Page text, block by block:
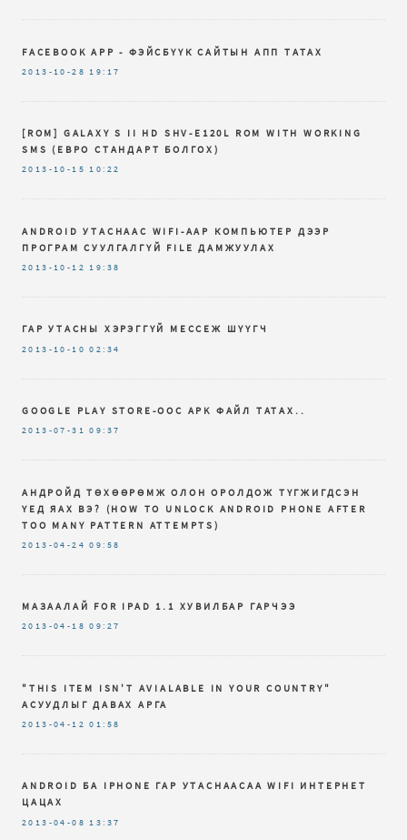
FACEBOOK APP - ФЭЙСБҮҮК САЙТЫН АПП ТАТАХ
2013-10-28 19:17
[ROM] GALAXY S II HD SHV-E120L ROM WITH WORKING
SMS (ЕВРО СТАНДАРТ БОЛГОХ)
2013-10-15 10:22
ANDROID УТАСНААС WIFI-ААР КОМПЬЮТЕР ДЭЭР
ПРОГРАМ СУУЛГАЛГҮЙ FILE ДАМЖУУЛАХ
2013-10-12 19:38
ГАР УТАСНЫ ХЭРЭГГҮЙ МЕССЕЖ ШҮҮГЧ
2013-10-10 02:34
GOOGLE PLAY STORE-ООС APK ФАЙЛ ТАТАХ..
2013-07-31 09:37
АНДРОЙД ТӨХӨӨРӨМЖ ОЛОН ОРОЛДОЖ ТҮГЖИГДСЭН
ҮЕД ЯАХ ВЭ? (HOW TO UNLOCK ANDROID PHONE AFTER
TOO MANY PATTERN ATTEMPTS)
2013-04-24 09:58
МАЗААЛАЙ FOR IPAD 1.1 ХУВИЛБАР ГАРЧЭЭ
2013-04-18 09:27
"THIS ITEM ISN'T AVIALABLE IN YOUR COUNTRY"
АСУУДЛЫГ ДАВАХ АРГА
2013-04-12 01:58
ANDROID БА IPHONE ГАР УТАСНААСАА WIFI ИНТЕРНЕТ
ЦАЦАХ
2013-04-08 13:37